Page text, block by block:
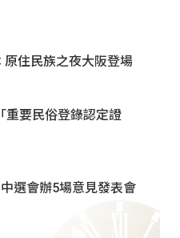
原住民族之夜大阪登場
重要民俗登錄認定證
選會辦5場意見發表會